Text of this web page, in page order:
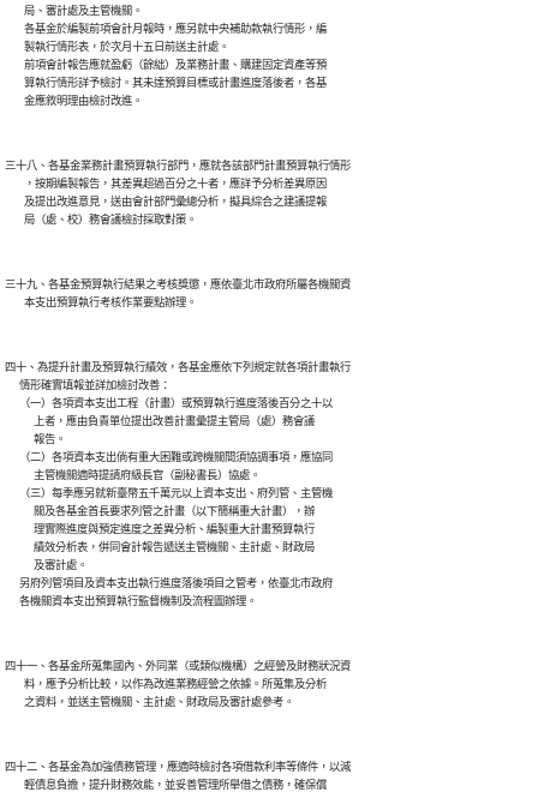
        局、審計處及主管機關。
        各基金於編製前項會計月報時，應另就中央補助款執行情形，編
        製執行情形表，於次月十五日前送主計處。
        前項會計報告應就盈虧（餘絀）及業務計畫、購建固定資產等預
        算執行情形詳予檢討。其未達預算目標或計畫進度落後者，各基
三十八、各基金業務計畫預算執行部門，應就各該部門計畫預算執行情形
        ，按期編製報告，其差異超過百分之十者，應詳予分析差異原因
        及提出改進意見，送由會計部門彙總分析，擬具綜合之建議提報
三十九、各基金預算執行結果之考核獎懲，應依臺北市政府所屬各機關資
四十、為提升計畫及預算執行績效，各基金應依下列規定就各項計畫執行
      情形確實填報並詳加檢討改善：
      （一）各項資本支出工程（計畫）或預算執行進度落後百分之十以
            上者，應由負責單位提出改善計畫彙提主管局（處）務會議
            報告。
      （二）各項資本支出倘有重大困難或跨機關間須協調事項，應協同
            主管機關適時提請府級長官（副秘書長）協處。
      （三）每季應另就新臺幣五千萬元以上資本支出、府列管、主管機
            關及各基金首長要求列管之計畫（以下簡稱重大計畫），辦
            理實際進度與預定進度之差異分析、編製重大計畫預算執行
            績效分析表，併同會計報告遞送主管機關、主計處、財政局
            及審計處。
      另府列管項目及資本支出執行進度落後項目之管考，依臺北市政府
四十一、各基金所蒐集國內、外同業（或類似機構）之經營及財務狀況資
        料，應予分析比較，以作為改進業務經營之依據。所蒐集及分析
四十二、各基金為加強債務管理，應適時檢討各項借款利率等條件，以減
        輕債息負擔，提升財務效能，並妥善管理所舉借之債務，確保償